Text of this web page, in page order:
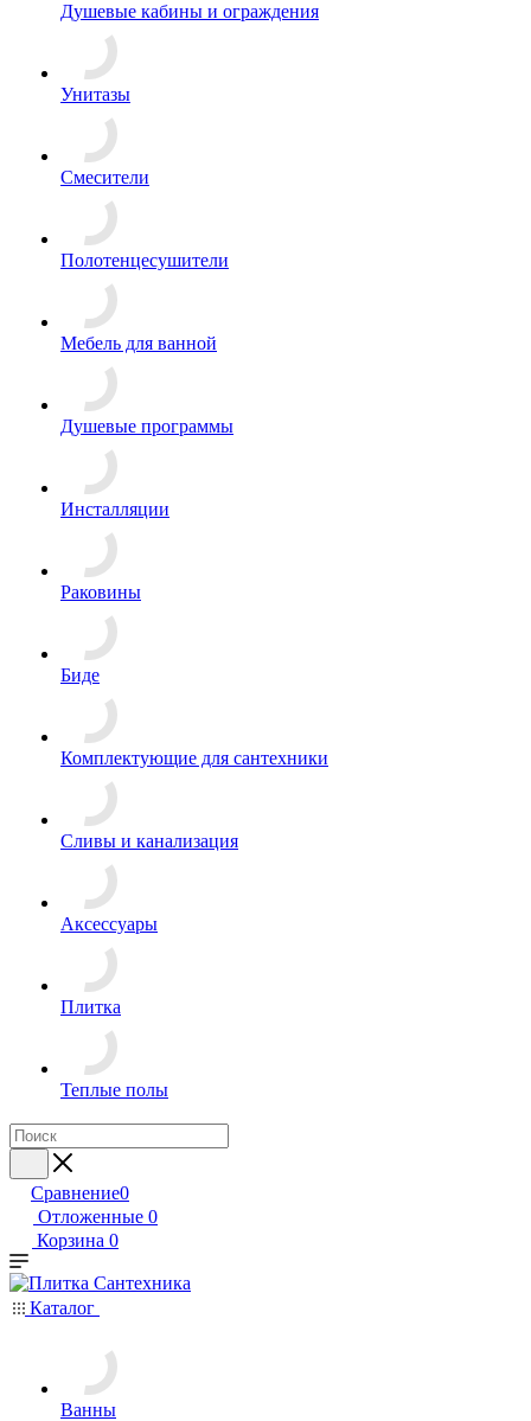
Душевые кабины и ограждения
Унитазы
Смесители
Полотенцесушители
Мебель для ванной
Душевые программы
Инсталляции
Раковины
Биде
Комплектующие для сантехники
Сливы и канализация
Аксессуары
Плитка
Теплые полы
Сравнение0
Отложенные 0
Корзина 0
Каталог
Ванны